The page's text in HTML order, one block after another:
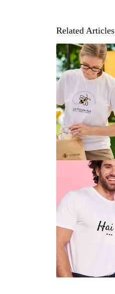
Related Articles